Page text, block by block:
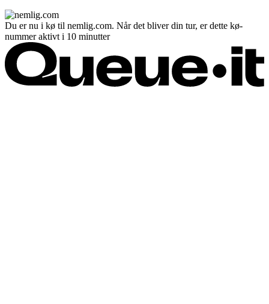
Du er nu i kø til nemlig.com. Når det bliver din tur, er dette kø-
nummer aktivt i 10 minutter